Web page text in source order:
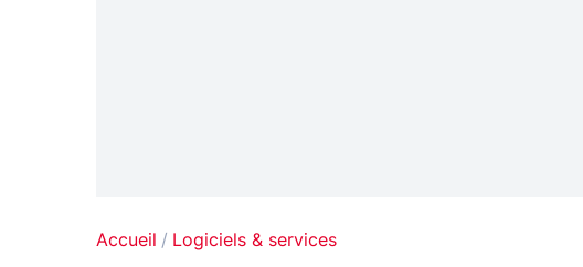
Accueil Logiciels & services